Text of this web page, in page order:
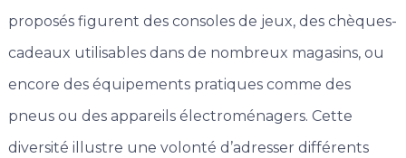
proposés figurent des consoles de jeux, des chèques-
cadeaux utilisables dans de nombreux magasins, ou
encore des équipements pratiques comme des
pneus ou des appareils électroménagers. Cette
diversité illustre une volonté d’adresser différents